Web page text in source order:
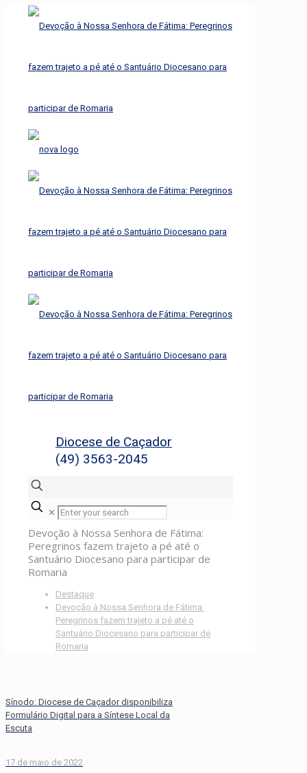
Diocese de Caçador
(49) 3563-2045
✕
Devoção à Nossa Senhora de Fátima:
Peregrinos fazem trajeto a pé até o
Santuário Diocesano para participar de
Romaria
Destaque
Devoção à Nossa Senhora de Fátima:
Peregrinos fazem trajeto a pé até o
Santuário Diocesano para participar de
Romaria
Sínodo: Diocese de Caçador disponibiliza
Formulário Digital para a Síntese Local da
Escuta
17 de maio de 2022